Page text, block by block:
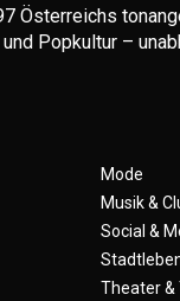
Österreichs
Popkultur –
Mode
Musik &
Social &
Theater &